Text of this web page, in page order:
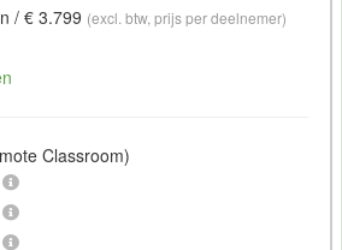
/ € 3.799 (excl. btw, prijs per deelnemer)
Classroom)